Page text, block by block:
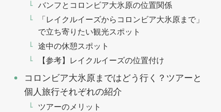
バンフとコロンビア大氷原の位置関係
「レイクルイーズからコロンビア大氷原まで」
で立ち寄りたい観光スポット
途中の休憩スポット
【参考】レイクルイーズの位置付け
コロンビア大氷原まではどう行く？ツアーと
個人旅行それぞれの紹介
ツアーのメリット